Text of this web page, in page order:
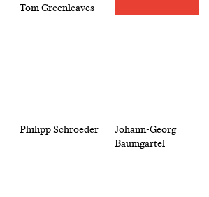
Tom Greenleaves
Philipp Schroeder
Johann-Georg
Baumgärtel